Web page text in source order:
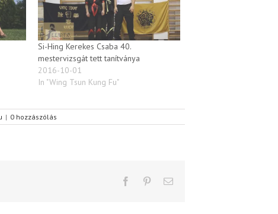
Si-Hing Kerekes Csaba 40.
mestervizsgát tett tanítványa
2016-10-01
In "Wing Tsun Kung Fu"
| 0 hozzászólás
FacebookPinterestEmail: